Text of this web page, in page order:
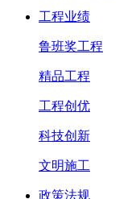
工程业绩
鲁班奖工程
精品工程
工程创优
科技创新
文明施工
政策法规